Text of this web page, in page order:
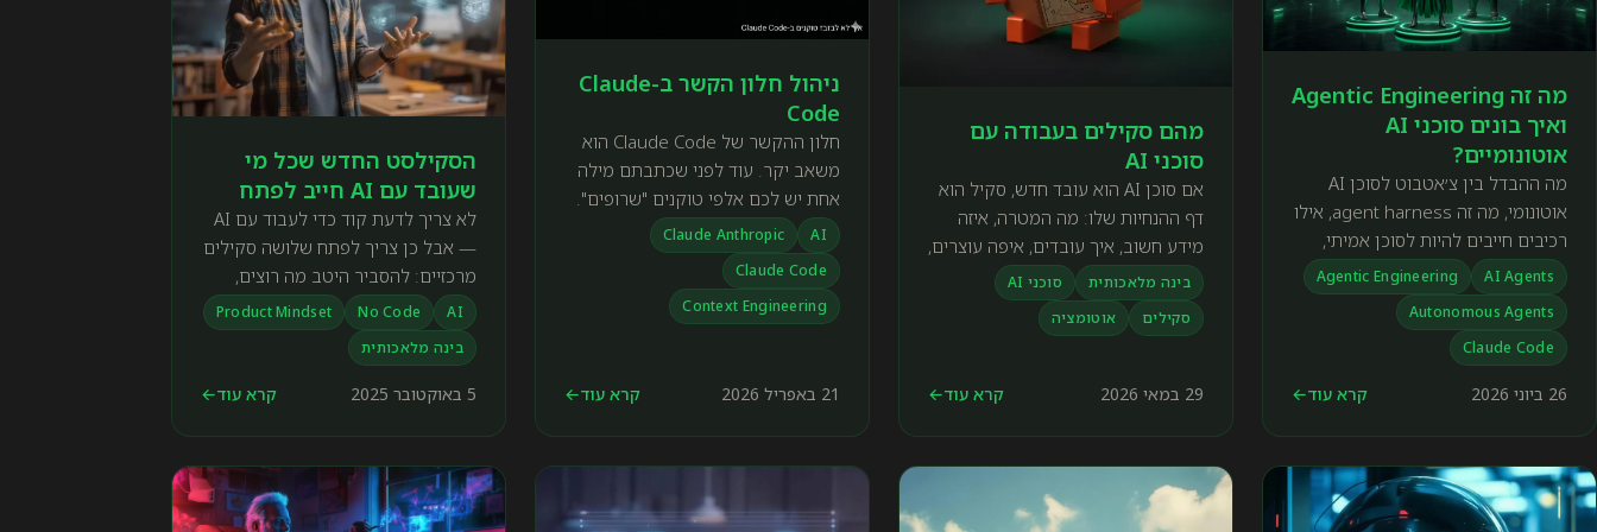
מה זה Agentic Engineering
ואיך בונים סוכני AI
אוטונומיים?
מה ההבדל בין צ׳אטבוט לסוכן AI
אוטונומי, מה זה agent harness, אילו
רכיבים חייבים להיות לסוכן אמיתי,
ואיך Claude Code Agents,
OpenClaw ו-Hermes נבדלים זה
מזה.
AI Agents
Agentic Engineering
Autonomous Agents
Claude Code
26 ביוני 2026 קרא עוד←
מהם סקילים בעבודה עם
סוכני AI
אם סוכן AI הוא עובד חדש, סקיל הוא
דף ההנחיות שלו: מה המטרה, איזה
מידע חשוב, איך עובדים, איפה עוצרים,
ואיך בודקים שהתוצאה טובה.
בינה מלאכותית
סוכני AI
סקילים
אוטומציה
29 במאי 2026 קרא עוד←
ניהול חלון הקשר ב-Claude
Code
חלון ההקשר של Claude Code הוא
משאב יקר. עוד לפני שכתבתם מילה
אחת יש לכם אלפי טוקנים "שרופים".
המדריך הזה מסביר למה זה קורה ואיך
להתמודד עם זה.
AI
Claude Anthropic
Claude Code
Context Engineering
21 באפריל 2026 קרא עוד←
הסקילסט החדש שכל מי
שעובד עם AI חייב לפתח
לא צריך לדעת קוד כדי לעבוד עם AI
— אבל כן צריך לפתח שלושה סקילים
מרכזיים: להסביר היטב מה רוצים,
להבין איך מערכות עובדות, ולחשוב
כמו מנהל מוצר.
AI
No Code
Product Mindset
בינה מלאכותית
5 באוקטובר 2025 קרא עוד←